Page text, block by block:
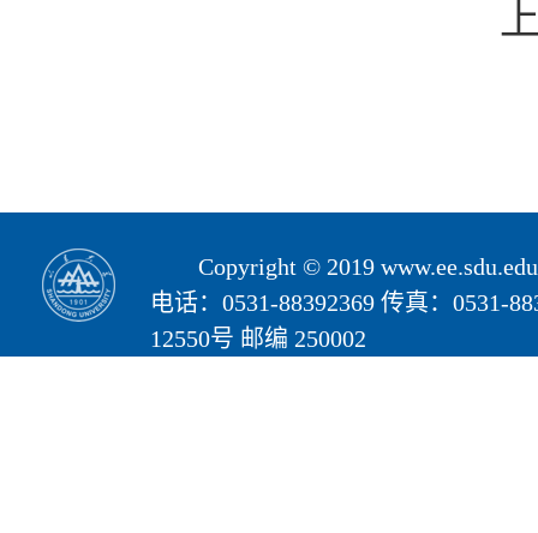
Copyright © 2019
电话：0531-88392369 传真：0531-
12550号 邮编 250002